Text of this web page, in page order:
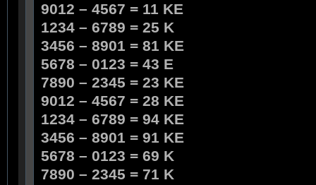
9012 – 4567 = 11 KE
1234 – 6789 = 25 K
3456 – 8901 = 81 KE
5678 – 0123 = 43 E
7890 – 2345 = 23 KE
9012 – 4567 = 28 KE
1234 – 6789 = 94 KE
3456 – 8901 = 91 KE
5678 – 0123 = 69 K
7890 – 2345 = 71 K